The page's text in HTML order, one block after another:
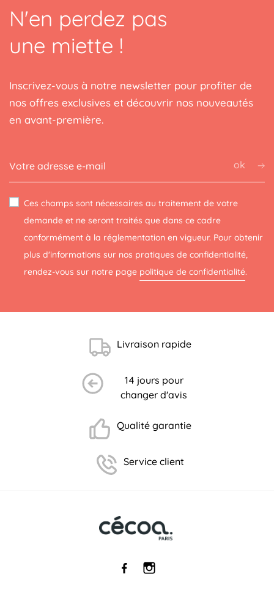
N'en perdez pas
une miette !
Inscrivez-vous à notre newsletter pour profiter de
nos offres exclusives et découvrir nos nouveautés
en avant-première.
ok
Ces champs sont nécessaires au traitement de votre
demande et ne seront traités que dans ce cadre
conformément à la réglementation en vigueur. Pour obtenir
plus d'informations sur nos pratiques de confidentialité,
rendez-vous sur notre page politique de confidentialité.
Livraison rapide
14 jours pour
changer d'avis
Qualité garantie
Service client